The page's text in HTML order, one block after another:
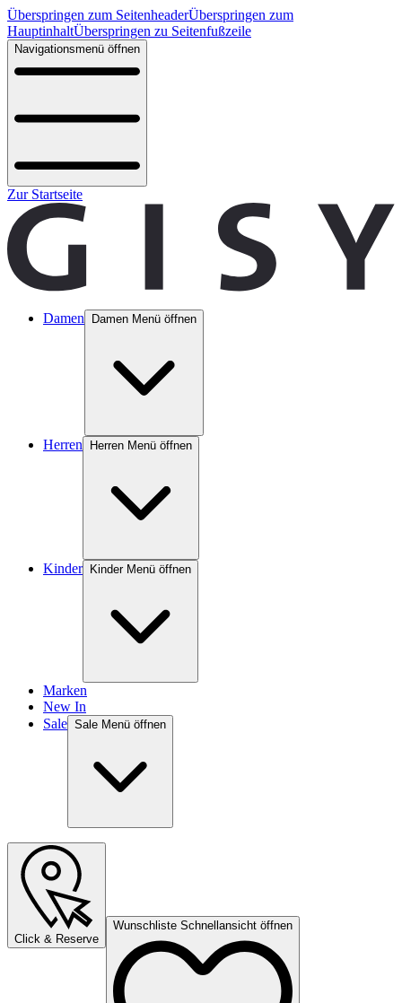
Überspringen zum SeitenheaderÜberspringen zum
HauptinhaltÜberspringen zu Seitenfußzeile
Navigationsmenü öffnen
Zur Startseite
Damen Damen Menü öffnen
Herren Herren Menü öffnen
Kinder Kinder Menü öffnen
Marken
New In
Sale Sale Menü öffnen
Click & Reserve
Wunschliste Schnellansicht öffnen